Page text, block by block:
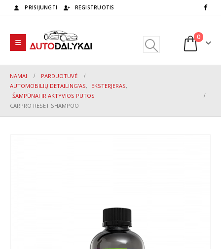
PRISIJUNGTI REGISTRUOTIS
0
NAMAI
PARDUOTUVĖ
AUTOMOBILIŲ DETAILING'AS, EKSTERJERAS,
ŠAMPŪNAI IR AKTYVIOS PUTOS
CARPRO RESET SHAMPOO